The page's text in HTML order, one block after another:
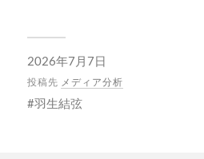
2026年7月7日
投稿先 メディア分析
羽生結弦